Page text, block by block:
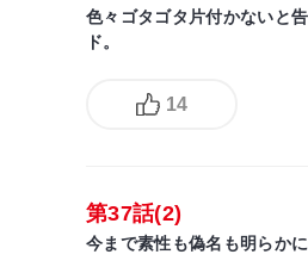
色々ゴタゴタ片付かないと
ド。
14
第37話(2)
今まで素性も偽名も明らか